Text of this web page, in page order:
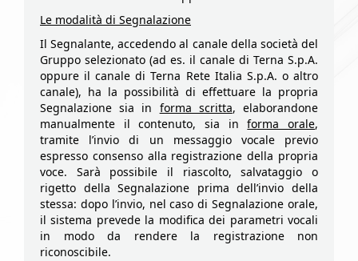
Le modalità di Segnalazione
Il Segnalante, accedendo al canale della società del
Gruppo selezionato (ad es. il canale di Terna S.p.A.
oppure il canale di Terna Rete Italia S.p.A. o altro
canale), ha la possibilità di effettuare la propria
Segnalazione sia in forma scritta, elaborandone
manualmente il contenuto, sia informa orale,
tramite l’invio di un messaggio vocale previo
espresso consenso alla registrazione della propria
voce. Sarà possibile il riascolto, salvataggio o
rigetto della Segnalazione prima dell’invio della
stessa: dopo l’invio, nel caso di Segnalazione orale,
il sistema prevede la modifica dei parametri vocali
in modo da rendere la registrazione non
riconoscibile.